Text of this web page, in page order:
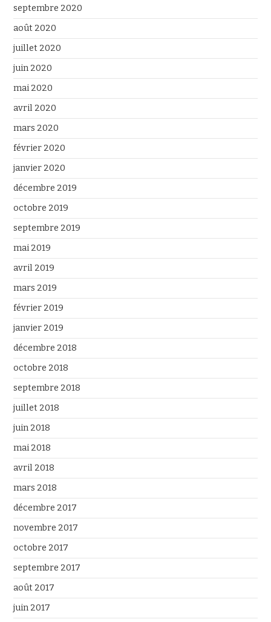
septembre 2020
août 2020
juillet 2020
juin 2020
mai 2020
avril 2020
mars 2020
février 2020
janvier 2020
décembre 2019
octobre 2019
septembre 2019
mai 2019
avril 2019
mars 2019
février 2019
janvier 2019
décembre 2018
octobre 2018
septembre 2018
juillet 2018
juin 2018
mai 2018
avril 2018
mars 2018
décembre 2017
novembre 2017
octobre 2017
septembre 2017
août 2017
juin 2017